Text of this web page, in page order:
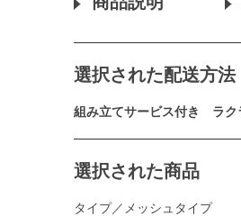
選択された配送方法
組み立てサービス付き ラク
選択された商品
タイプ／メッシュタイプ